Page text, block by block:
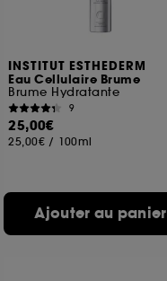
INSTITUT ESTHEDERM
Eau Cellulaire Brume
Brume Hydratante
9
25,00€
25,00€ / 100ml
Ajouter au panier